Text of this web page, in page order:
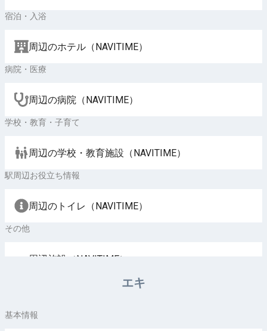
宿泊・入浴
周辺のホテル（NAVITIME）
病院・医療
周辺の病院（NAVITIME）
学校・教育・子育て
周辺の学校・教育施設（NAVITIME）
駅周辺お役立ち情報
周辺のトイレ（NAVITIME）
その他
周辺施設（NAVITIME）
エキ
基本情報